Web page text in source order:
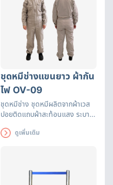
ชุดหมีช่างแขนยาว ผ้ากัน
ไฟ OV-09
ชุดหมีช่าง ชุดหมีผลิตจากผ้าเวส
ปอยติดแถบผ้าสะท้อนแสง ระบาย
งานเจียร งานเชื่อม
ดูเพิ่มเติม